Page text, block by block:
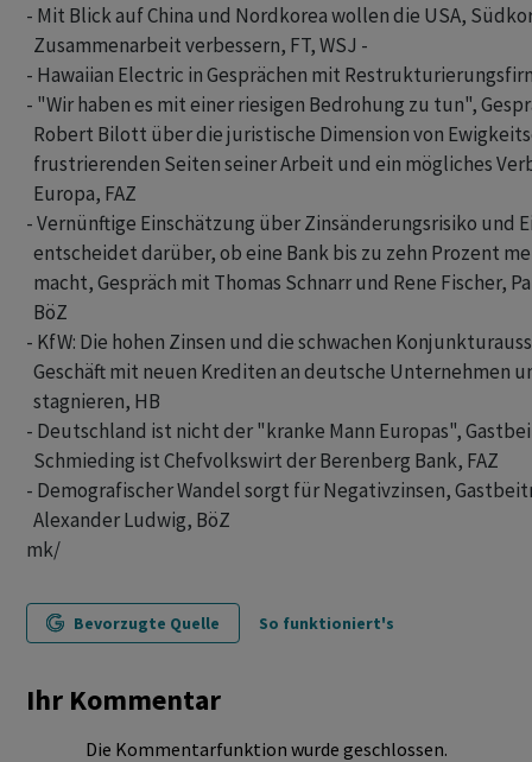
- Mit Blick auf China und Nordkorea wollen die USA,
  Zusammenarbeit verbessern, FT, WSJ -
- Hawaiian Electric in Gesprächen mit
- "Wir haben es mit einer riesigen Bedrohung zu tun",
Robert Bilott über die juristische Dimension von
frustrierenden Seiten seiner Arbeit und ein mögliches
  Europa, FAZ
- Vernünftige Einschätzung über Zinsänderungsrisiko und
entscheidet darüber, ob eine Bank bis zu zehn Prozent
macht, Gespräch mit Thomas Schnarr und Rene Fischer,
  BöZ
- KfW: Die hohen Zinsen und die schwachen
Geschäft mit neuen Krediten an deutsche Unternehmen
  stagnieren, HB
- Deutschland ist nicht der "kranke Mann Europas",
  Schmieding ist Chefvolkswirt der Berenberg Bank, FAZ
- Demografischer Wandel sorgt für Negativzinsen,
mk/
Bevorzugte Quelle So funktioniert's
Ihr Kommentar
Die Kommentarfunktion wurde geschlossen.